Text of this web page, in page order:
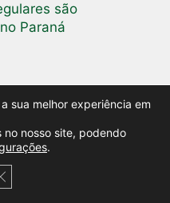
são
Paraná
sua melhor experiência em
no nosso site, podendo
.
Close GDPR Cookie Banner